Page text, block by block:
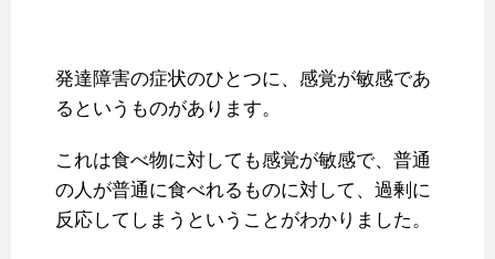
発達障害の症状のひとつに、感覚が敏感であ
るというものがあります。
これは食べ物に対しても感覚が敏感で、普通
の人が普通に食べれるものに対して、過剰に
反応してしまうということがわかりました。